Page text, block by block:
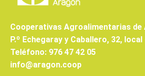
Cooperativas Agroalimentarias de
P.º Echegaray y Caballero, 32,
Teléfono: 976 47 42 05
info@aragon.coop